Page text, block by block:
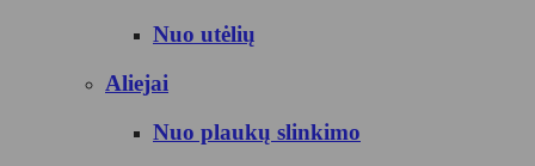
Nuo utėlių
Aliejai
Nuo plaukų slinkimo